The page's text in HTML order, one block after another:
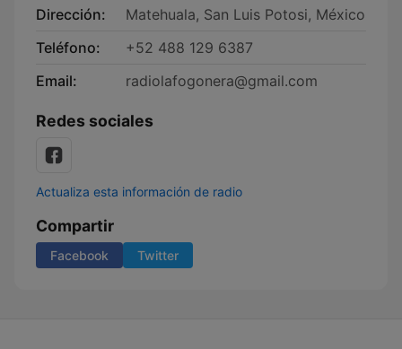
Dirección:
Matehuala, San Luis Potosi, México
Teléfono:
+52 488 129 6387
Email:
radiolafogonera@gmail.com
Redes sociales
Actualiza esta información de radio
Compartir
Facebook Twitter